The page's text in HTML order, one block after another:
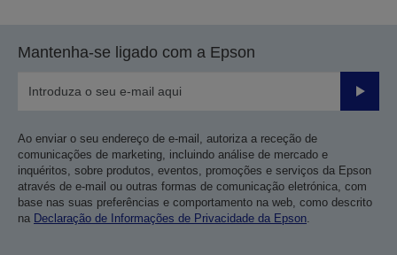
Mantenha-se ligado com a Epson
Enviar
Ao enviar o seu endereço de e-mail, autoriza a receção de
comunicações de marketing, incluindo análise de mercado e
inquéritos, sobre produtos, eventos, promoções e serviços da Epson
através de e-mail ou outras formas de comunicação eletrónica, com
base nas suas preferências e comportamento na web, como descrito
na Declaração de Informações de Privacidade da Epson.